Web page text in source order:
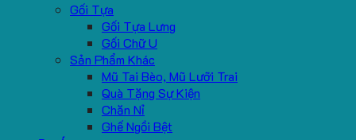
Gối Tựa
Gối Tựa Lưng
Gối Chữ U
Sản Phẩm Khác
Mũ Tai Bèo, Mũ Lưỡi Trai
Quà Tặng Sự Kiện
Chăn Nỉ
Ghế Ngồi Bệt